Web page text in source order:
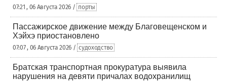
07:21 , 06 Августа 2026 / порты
Пассажирское движение между Благовещенском и
Хэйхэ приостановлено
07:07 , 06 Августа 2026 / судоходство
Братская транспортная прокуратура выявила
нарушения на девяти причалах водохранилищ